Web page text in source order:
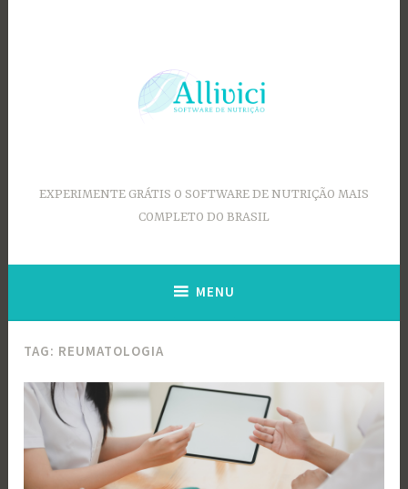
EXPERIMENTE GRÁTIS O SOFTWARE DE NUTRIÇÃO MAIS
COMPLETO DO BRASIL
MENU
TAG: REUMATOLOGIA